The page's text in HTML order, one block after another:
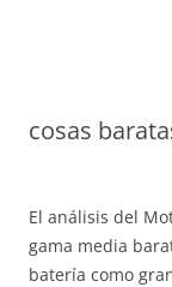
cosas
El análisis del
gama media
batería como